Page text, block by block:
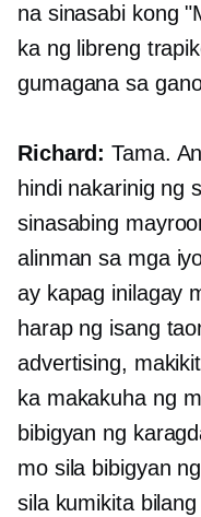
na sinasabi kong
ka ng libreng
gumagana sa
Richard: Tama.
hindi nakarinig ng
sinasabing
alinman sa mga
ay kapag inilagay
harap ng isang
advertising,
ka makakuha ng
bibigyan ng
mo sila bibigyan
sila kumikita